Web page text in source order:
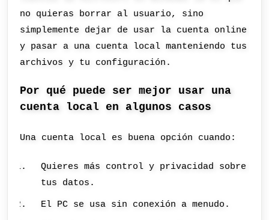
no quieras borrar al usuario, sino
simplemente dejar de usar la cuenta online
y pasar a una cuenta local manteniendo tus
archivos y tu configuración.
Por qué puede ser mejor usar una
cuenta local en algunos casos
Una cuenta local es buena opción cuando:
Quieres más control y privacidad sobre
tus datos.
El PC se usa sin conexión a menudo.